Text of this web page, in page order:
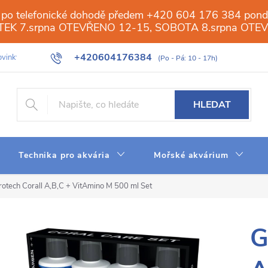
telefonické dohodě předem +420 604 176 384
7.srpna OTEVŘENO 12-15, SOBOTA 8.srpna
+420604176384
Galerie Obchod Web Slovník pojmů
HLEDAT
Technika pro akvária Mořské akvárium
Corall A,B,C + VitAmino M 500 ml Set